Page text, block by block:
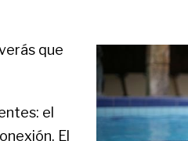
que
el
El